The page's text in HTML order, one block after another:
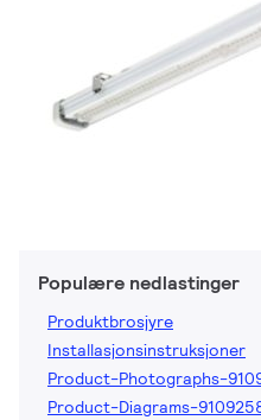
Populære nedlastinger
Produktbrosjyre
Installasjonsinstruksjoner
Product-Photographs-
Product-Diagrams-